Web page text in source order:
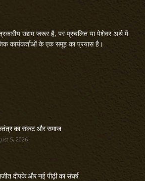
उद्यम जरूर है, पर प्रचलित या पेशेवर अर्थ में
कार्यकर्ताओं के एक समूह का प्रयास है।
का संकट और समाज
5, 2026
दीपके और नई पीढ़ी का संघर्ष